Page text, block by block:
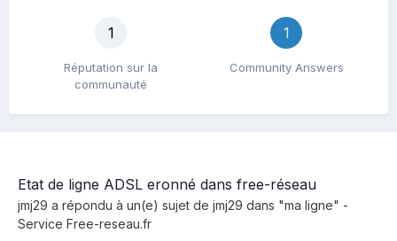
1
Réputation sur la
communauté
1
Community Answers
Etat de ligne ADSL eronné dans free-réseau
jmj29 a répondu à un(e) sujet de jmj29 dans "ma ligne" -
Service Free-reseau.fr